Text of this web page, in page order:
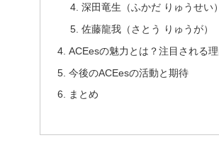
深田竜生（ふかだ りゅうせい）
佐藤龍我（さとう りゅうが）
ACEesの魅力とは？注目される
今後のACEesの活動と期待
まとめ